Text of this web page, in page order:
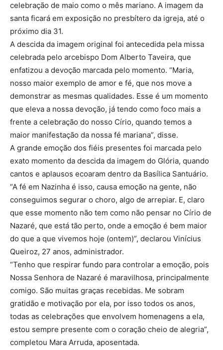
celebração de maio como o mês mariano. A imagem da
santa ficará em exposição no presbítero da igreja, até o
próximo dia 31.
A descida da imagem original foi antecedida pela missa
celebrada pelo arcebispo Dom Alberto Taveira, que
enfatizou a devoção marcada pelo momento. “Maria,
nosso maior exemplo de amor e fé, que nos move a
demonstrar as mesmas qualidades. Esse é um momento
que eleva a nossa devoção, já tendo como foco mais a
frente a celebração do nosso Círio, quando temos a
maior manifestação da nossa fé mariana”, disse.
A grande emoção dos fiéis presentes foi marcada pelo
exato momento da descida da imagem do Glória, quando
cantos e aplausos ecoaram dentro da Basílica Santuário.
“A fé em Nazinha é isso, causa emoção na gente, não
conseguimos segurar o choro, algo de arrepiar. E, claro
que esse momento não tem como não pensar no Círio de
Nazaré, que está tão perto, onde a emoção é bem maior
do que a que vivemos hoje (ontem)”, declarou Vinícius
Queiroz, 27 anos, administrador.
“Tenho que respirar fundo para controlar a emoção, pois
Nossa Senhora de Nazaré é maravilhosa, principalmente
comigo. São muitas graças recebidas. Me sobram
gratidão e motivação por ela, por isso todos os anos,
todas as celebrações que envolvem homenagens a ela,
estou sempre presente com o coração cheio de alegria”,
completou Mara Arruda, aposentada.